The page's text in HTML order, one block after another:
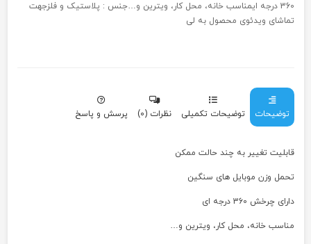
360 درجه ایمناسب خانه، محل کار، ویترین و…جنس : پلاستیک و فلزجهت
تماشای ویدئوی محصول به لی
توضیحات توضیحات تکمیلی نظرات (0) پرسش و پاسخ
قابلیت تغییر به چند حالت ممکن
تحمل وزن موبایل های سنگین
دارای چرخش 360 درجه ای
مناسب خانه، محل کار، ویترین و…